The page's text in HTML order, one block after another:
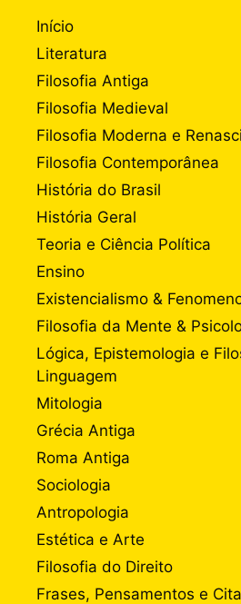
Início
Literatura
Filosofia Antiga
Filosofia Medieval
Filosofia Moderna e
Filosofia Contemporânea
História do Brasil
História Geral
Teoria e Ciência Política
Ensino
Existencialismo &
Filosofia da Mente &
Lógica, Epistemologia e
Linguagem
Mitologia
Grécia Antiga
Roma Antiga
Sociologia
Antropologia
Estética e Arte
Filosofia do Direito
Frases, Pensamentos e